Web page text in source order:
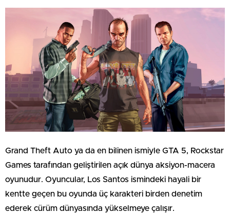
Grand Theft Auto ya da en bilinen ismiyle GTA 5, Rockstar
Games tarafından geliştirilen açık dünya aksiyon-macera
oyunudur. Oyuncular, Los Santos ismindeki hayali bir
kentte geçen bu oyunda üç karakteri birden denetim
ederek cürüm dünyasında yükselmeye çalışır.